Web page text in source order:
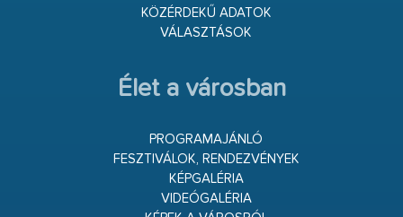
KÖZÉRDEKŰ ADATOK
VÁLASZTÁSOK
Élet a városban
PROGRAMAJÁNLÓ
FESZTIVÁLOK, RENDEZVÉNYEK
KÉPGALÉRIA
VIDEÓGALÉRIA